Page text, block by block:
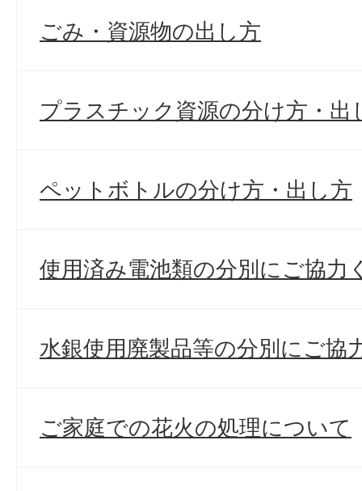
ごみ・資源物の出し方
プラスチック資源の分け方・出
ペットボトルの分け方・出し方
使用済み電池類の分別にご協力
水銀使用廃製品等の分別にご協
ご家庭での花火の処理について